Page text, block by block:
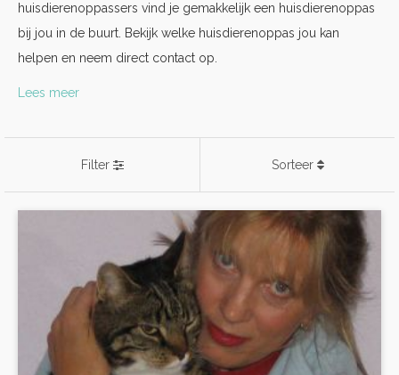
huisdierenoppassers vind je gemakkelijk een huisdierenoppas
bij jou in de buurt. Bekijk welke huisdierenoppas jou kan
helpen en neem direct contact op.
Lees meer
Filter Sorteer